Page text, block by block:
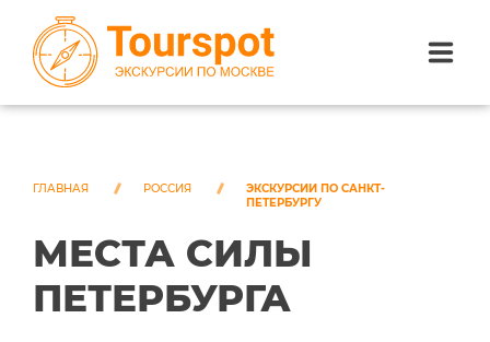
ЭКСКУРСИИ ПО МОСКВЕ
ЭКСКУРСИИ ПО СОЧИ
О НАС
ГЛАВНАЯ РОССИЯ
ЭКСКУРСИИ ПО САНКТ-
ПЕТЕРБУРГУ
МЕСТА СИЛЫ
ПЕТЕРБУРГА